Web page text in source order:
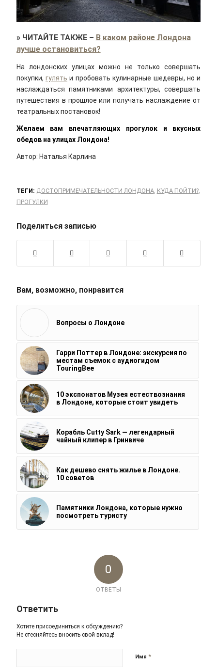
» ЧИТАЙТЕ ТАКЖЕ– В каком районе Лондона
лучше остановиться?
На лондонских улицах можно не только совершать
покупки, гулять и пробовать кулинарные шедевры, но и
наслаждаться памятниками архитектуры, совершать
путешествия в прошлое или получать наслаждение от
театральных постановок!
Желаем вам впечатляющих прогулок и вкусных
обедов на улицах Лондона!
Автор: Наталья Карлина
ТЕГИ: ДОСТОПРИМЕЧАТЕЛЬНОСТИ ЛОНДОНА, КУДА ПОЙТИ?,
ПРОГУЛКИ
Поделиться записью
Вам, возможно, понравится
Вопросы о Лондоне
Гарри Поттер в Лондоне: экскурсия по
местам съемок с аудиогидом
TouringBee
10 экспонатов Музея естествознания
в Лондоне, которые стоит увидеть
Корабль Cutty Sark — легендарный
чайный клипер в Гринвиче
Как дешево снять жилье в Лондоне.
10 советов
Памятники Лондона, которые нужно
посмотреть туристу
0
ОТВЕТЫ
Ответить
Хотите присоединиться к обсуждению?
Не стесняйтесь вносить свой вклад!
Имя *